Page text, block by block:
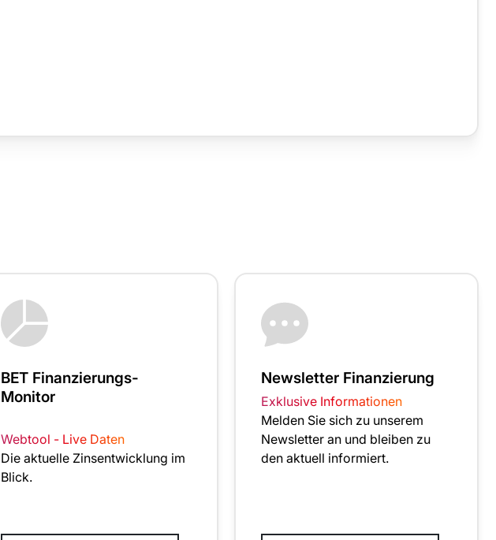
BET Finanzierungs-
Monitor
Webtool - Live Daten
Die aktuelle Zinsentwicklung im
Blick.
Newsletter Finanzierung
Exklusive Informationen
Melden Sie sich zu unserem
Newsletter an und bleiben zu
den aktuell informiert.